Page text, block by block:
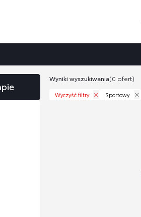
Wyniki wyszukiwania(0 ofert)
Wyczyść filtry Sportowy